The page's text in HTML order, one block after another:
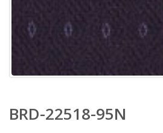
BRD-22518-95N